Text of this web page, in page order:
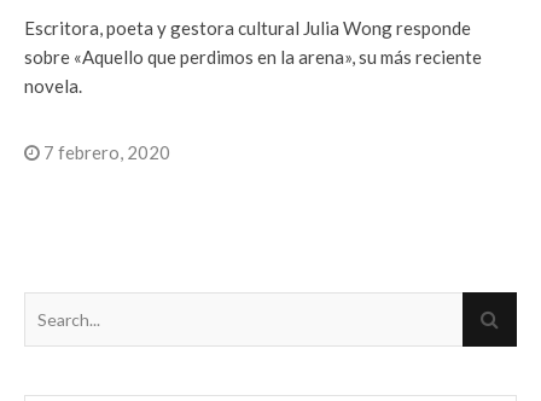
Escritora, poeta y gestora cultural Julia Wong responde
sobre «Aquello que perdimos en la arena», su más reciente
novela.
7 febrero, 2020